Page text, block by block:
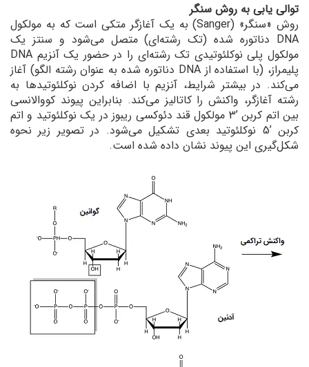
توالی‌ یابی به روش سنگر
روش «سنگر» (Sanger) به یک آغازگر متکی است که به مولکول
DNA دناتوره شده (تک رشته‌ای) متصل می‌شود و سنتز یک
مولکول پلی نوکلئوتیدی تک رشته‌ای را در حضور یک آنزیم DNA
پلیمراز، (با استفاده از DNA دناتوره شده به عنوان رشته الگو) آغاز
می‌کند. در بیشتر شرایط، آنزیم با اضافه کردن نوکلئوتیدها به
رشته آغازگر، واکنش را کاتالیز می‌کند. بنابراین پیوند کووالانسی
بین اتم کربن ’3 مولکول قند دئوکسی ریبوز در یک نوکلئوتید و اتم
کربن ’5 نوکلئوتید بعدی تشکیل می‌شود. در تصویر زیر نحوه
شکل‌گیری این پیوند نشان داده شده است.